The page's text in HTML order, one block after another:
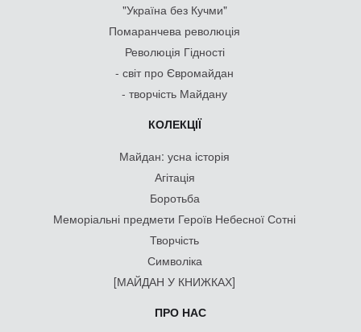
"Україна без Кучми"
Помаранчева революція
Революція Гідності
- світ про Євромайдан
- творчість Майдану
КОЛЕКЦІЇ
Майдан: усна історія
Агітація
Боротьба
Меморіальні предмети Героїв Небесної Сотні
Творчість
Символіка
[МАЙДАН У КНИЖКАХ]
ПРО НАС